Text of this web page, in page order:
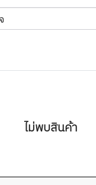
ไม่พบสินค้า